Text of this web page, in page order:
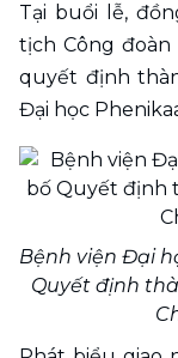
Tại buổi lễ,
tịch Công đoàn
quyết định
Đại học
Bệnh viện Đại
Quyết định